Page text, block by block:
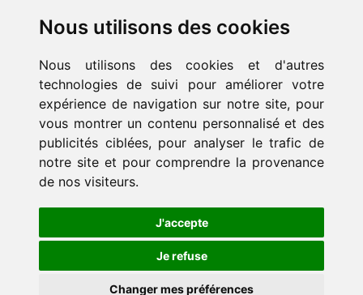
Nous utilisons des cookies
Nous utilisons des cookies et d'autres
technologies de suivi pour améliorer votre
expérience de navigation sur notre site, pour
vous montrer un contenu personnalisé et des
publicités ciblées, pour analyser le trafic de
notre site et pour comprendre la provenance
de nos visiteurs.
J'accepte
Je refuse
Changer mes préférences
© LeCutShop - Réalisé parNdkDesign Expert Prestashop
Tous droits réservés -Module de personnalisation pour
Prestashop